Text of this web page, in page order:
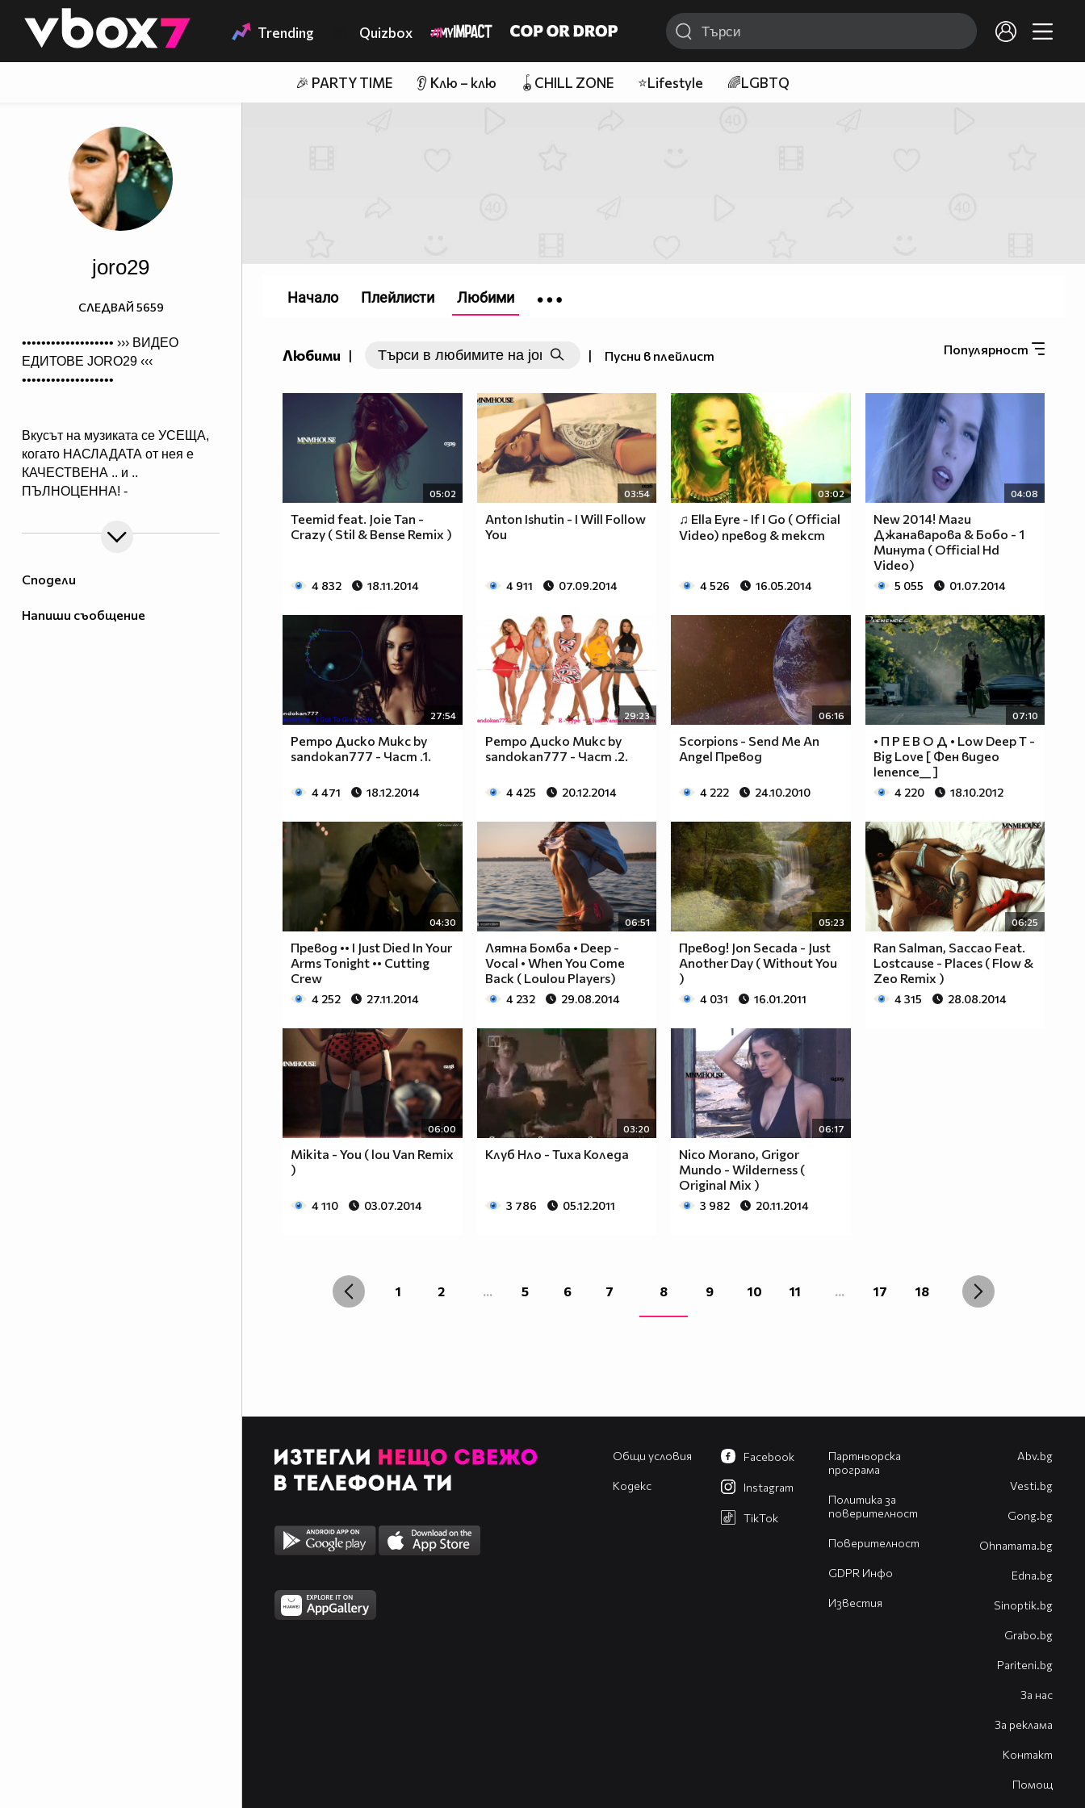
👾 Trending Quizbox
🎉 PARTY TIME 👂 Клю – клю 🪀CHILL ZONE ⭐Lifestyle 🌈LGBTQ
Сподели
Напиши съобщение
joro29
••••••••••••••••••• ››› ВИДЕО
ЕДИТОВЕ JORO29 ‹‹‹
•••••••••••••••••••
Вкусът на музиката се УСЕЩА,
когато НАСЛАДАТА от нея е
КАЧЕСТВЕНА .. и ..
ПЪЛНОЦЕННА! -
( ако желаеш да получиш нещо,
което ще слушаш с удоволствие
СЛЕДВАЙ 5659
Любими | | Пусни в плейлист Популярност
05:02
Teemid feat. Joie Tan -
Crazy ( Stil & Bense Remix )
4 832 18.11.2014
03:54
Anton Ishutin - I Will Follow
You
4 911 07.09.2014
03:02
♫ Ella Eyre - If I Go ( Official
Video) превод & текст
4 526 16.05.2014
04:08
New 2014! Маги
Джанаварова & Бобо - 1
Минута ( Official Hd
Video)
5 055 01.07.2014
27:54
Ретро Диско Микс by
sandokan777 - Част .1.
4 471 18.12.2014
29:23
Ретро Диско Микс by
sandokan777 - Част .2.
4 425 20.12.2014
06:16
Scorpions - Send Me An
Angel Превод
4 222 24.10.2010
07:10
• П Р Е В О Д • Low Deep T -
Big Love [ Фен видео
lenence__ ]
4 220 18.10.2012
04:30
Превод •• I Just Died In Your
Arms Tonight •• Cutting
Crew
4 252 27.11.2014
06:51
Лятна Бомба • Deep -
Vocal • When You Come
Back ( Loulou Players)
4 232 29.08.2014
05:23
Превод! Jon Secada - Just
Another Day ( Without You
)
4 031 16.01.2011
06:25
Ran Salman, Saccao Feat.
Lostcause - Places ( Flow &
Zeo Remix )
4 315 28.08.2014
06:00
Mikita - You ( lou Van Remix
)
4 110 03.07.2014
03:20
Клуб Нло - Тиха Коледа
3 786 05.12.2011
06:17
Nico Morano, Grigor
Mundo - Wilderness (
Original Mix )
3 982 20.11.2014
1 2 ... 5 6 7 8 9 10 11 ... 17 18
Начало Плейлисти Любими
Общи условия
Кодекс
Партньорска
програма
Политика за
поверителност
Поверителност
GDPR Инфо
Известия
Facebook
Instagram
TikTok
Abv.bg
Vesti.bg
Gong.bg
Оhnamama.bg
Edna.bg
Sinoptik.bg
Grabo.bg
Pariteni.bg
За нас
За реклама
Контакт
Помощ